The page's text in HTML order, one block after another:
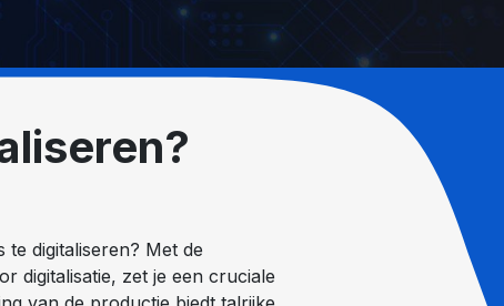
digitaliseren? Met de
digitalisatie, zet je een cruciale